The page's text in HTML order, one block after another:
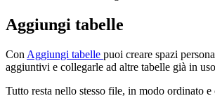
Aggiungi tabelle
Con Aggiungi tabelle puoi creare spazi
aggiuntivi e collegarle ad altre tabelle già in
Tutto resta nello stesso file, in modo ordinato e